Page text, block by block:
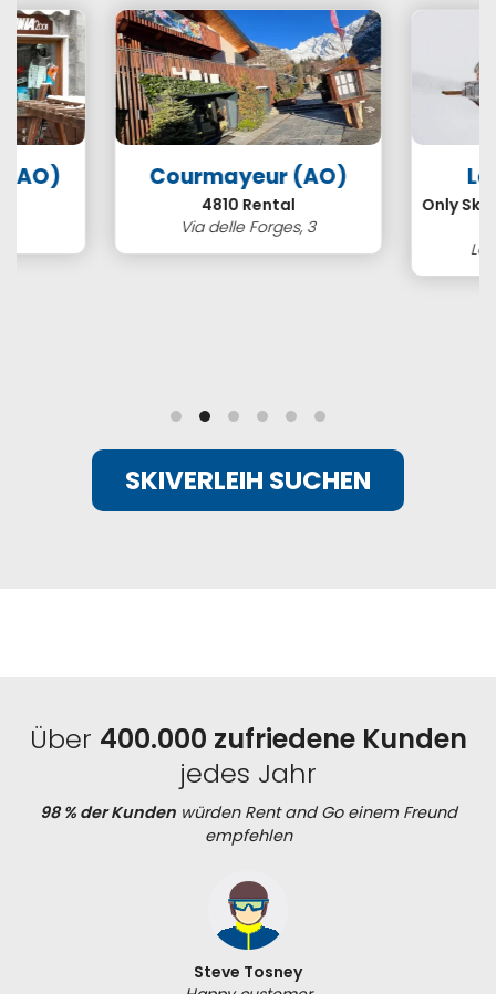
(AO) Courmayeur (AO)
4810 Rental
Via delle Forges, 3
Only Ski
SKIVERLEIH SUCHEN
Über 400.000 zufriedene Kunden
jedes Jahr
98 % der Kundenwürden Rent and Go einem Freund
empfehlen
Steve Tosney